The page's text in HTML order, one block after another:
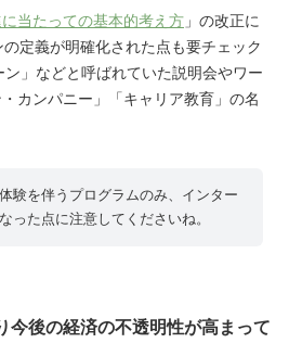
当たっての基本的考え方 」の改正に
定義が明確化された点も要チェック
」などと呼ばれていた説明会やワー
カンパニー」「キャリア教育」の名
験を伴うプログラムのみ、インター
った点に注意してくださいね。
後の経済の不透明性が高まって